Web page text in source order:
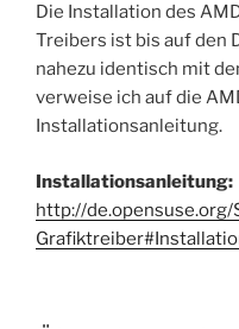
Die Installation des
Treibers ist bis auf den
nahezu identisch mit
verweise ich auf die
Installationsanleitung.
Installationsanleitung:
http://de.opensuse.org/